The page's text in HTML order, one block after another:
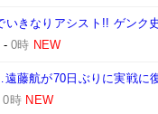
いきなりアシスト!! ゲンク
-0時 NEW
藤航が70日ぶりに実戦に
0時 NEW